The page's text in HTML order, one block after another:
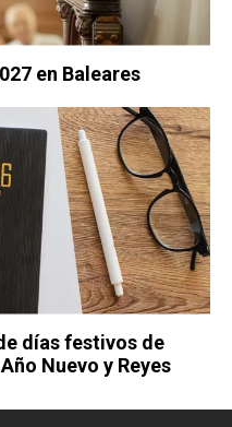
en Baleares
días festivos de
Nuevo y Reyes